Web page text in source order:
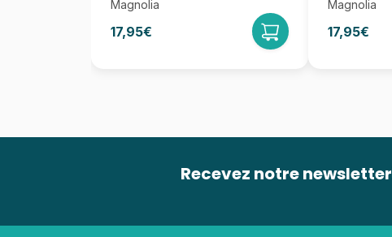
Magnolia
17,95€
Magnolia
17,95€
Recevez notre newsletter